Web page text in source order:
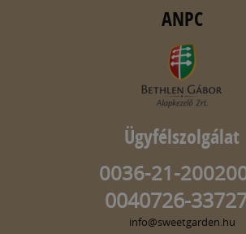
ANPC
Ügyfélszolgálat
0036-21-
0040726-
info@sweetgarden.hu